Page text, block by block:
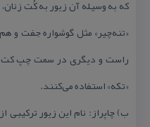
كه به وسیله آن زیور به كُت
«تنه‌چیر» مثل گوشواره جفت
راست و دیگری در سمت چپ كت
«تكه» استفاده می‌كنند.
ب) چاپراز: نام این زیور